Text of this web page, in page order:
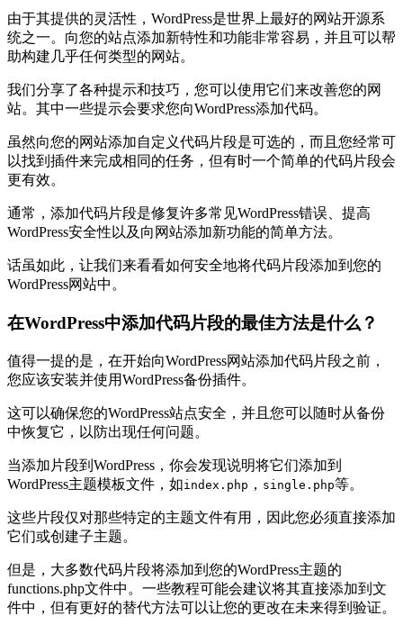
由于其提供的灵活性，WordPress是世界上最好的网站开源系
统之一。向您的站点添加新特性和功能非常容易，并且可以帮
助构建几乎任何类型的网站。
我们分享了各种提示和技巧，您可以使用它们来改善您的网
站。其中一些提示会要求您向WordPress添加代码。
虽然向您的网站添加自定义代码片段是可选的，而且您经常可
以找到插件来完成相同的任务，但有时一个简单的代码片段会
更有效。
通常，添加代码片段是修复许多常见WordPress错误、提高
WordPress安全性以及向网站添加新功能的简单方法。
话虽如此，让我们来看看如何安全地将代码片段添加到您的
WordPress网站中。
在WordPress中添加代码片段的最佳方法是什么？
值得一提的是，在开始向WordPress网站添加代码片段之前，
您应该安装并使用WordPress备份插件。
这可以确保您的WordPress站点安全，并且您可以随时从备份
中恢复它，以防出现任何问题。
当添加片段到WordPress，你会发现说明将它们添加到
WordPress主题模板文件，如index.php ， single.php等。
这些片段仅对那些特定的主题文件有用，因此您必须直接添加
它们或创建子主题。
但是，大多数代码片段将添加到您的WordPress主题的
functions.php文件中。一些教程可能会建议将其直接添加到文
件中，但有更好的替代方法可以让您的更改在未来得到验证。